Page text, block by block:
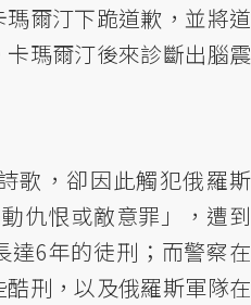
爾汀下跪道歉，並將道
瑪爾汀後來診斷出腦震
歌，卻因此觸犯俄羅斯
仇恨或敵意罪」，遭到
達6年的徒刑；而警察在
刑，以及俄羅斯軍隊在